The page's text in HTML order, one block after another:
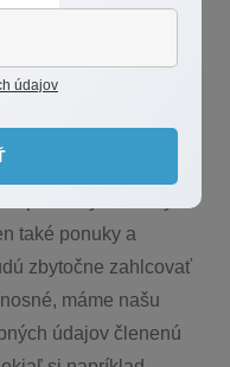
používali klasickú
hovor alebo
pokiaľ
kontakt neprajete.
také ponuky a
zbytočne zahlcovať
máme našu
údajov členenú
údajov